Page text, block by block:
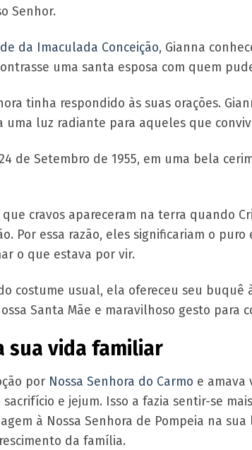
Senhor.
da Imaculada Conceição, Gianna
uma santa esposa com quem
tinha respondido às suas orações.
luz radiante para aqueles que
de Setembro de 1955, em uma bela
cravos apareceram na terra quando
Por essa razão, eles significariam o
o que estava por vir.
costume usual, ela ofereceu seu buquê
Santa Mãe e maravilhoso gesto para
sua vida familiar
por Nossa Senhora do Carmo e amava
e jejum. Isso a fazia sentir-se
à Nossa Senhora de Pompeia na
da família.